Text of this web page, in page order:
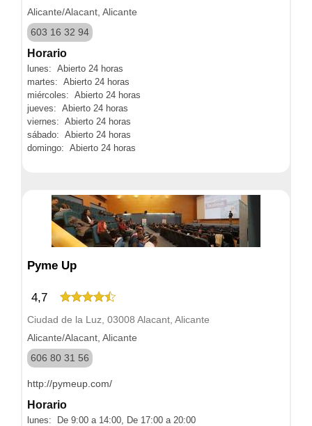
Alicante/Alacant, Alicante
603 16 32 94
Horario
lunes: Abierto 24 horas
martes: Abierto 24 horas
miércoles: Abierto 24 horas
jueves: Abierto 24 horas
viernes: Abierto 24 horas
sábado: Abierto 24 horas
domingo: Abierto 24 horas
Pyme Up
4,7
Ciudad de la Luz, 03008 Alacant, Alicante
Alicante/Alacant, Alicante
606 80 31 56
http://pymeup.com/
Horario
lunes: De 9:00 a 14:00, De 17:00 a 20:00